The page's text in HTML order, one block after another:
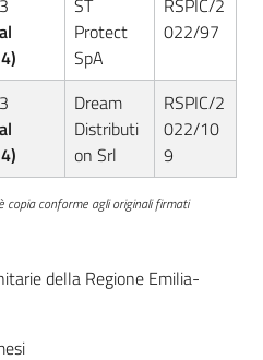
ST
Protect
SpA
RSPIC/2
022/97
Dream
Distributi
on Srl
RSPIC/2
022/10
9
copia conforme agli originali firmati
della Regione Emilia-